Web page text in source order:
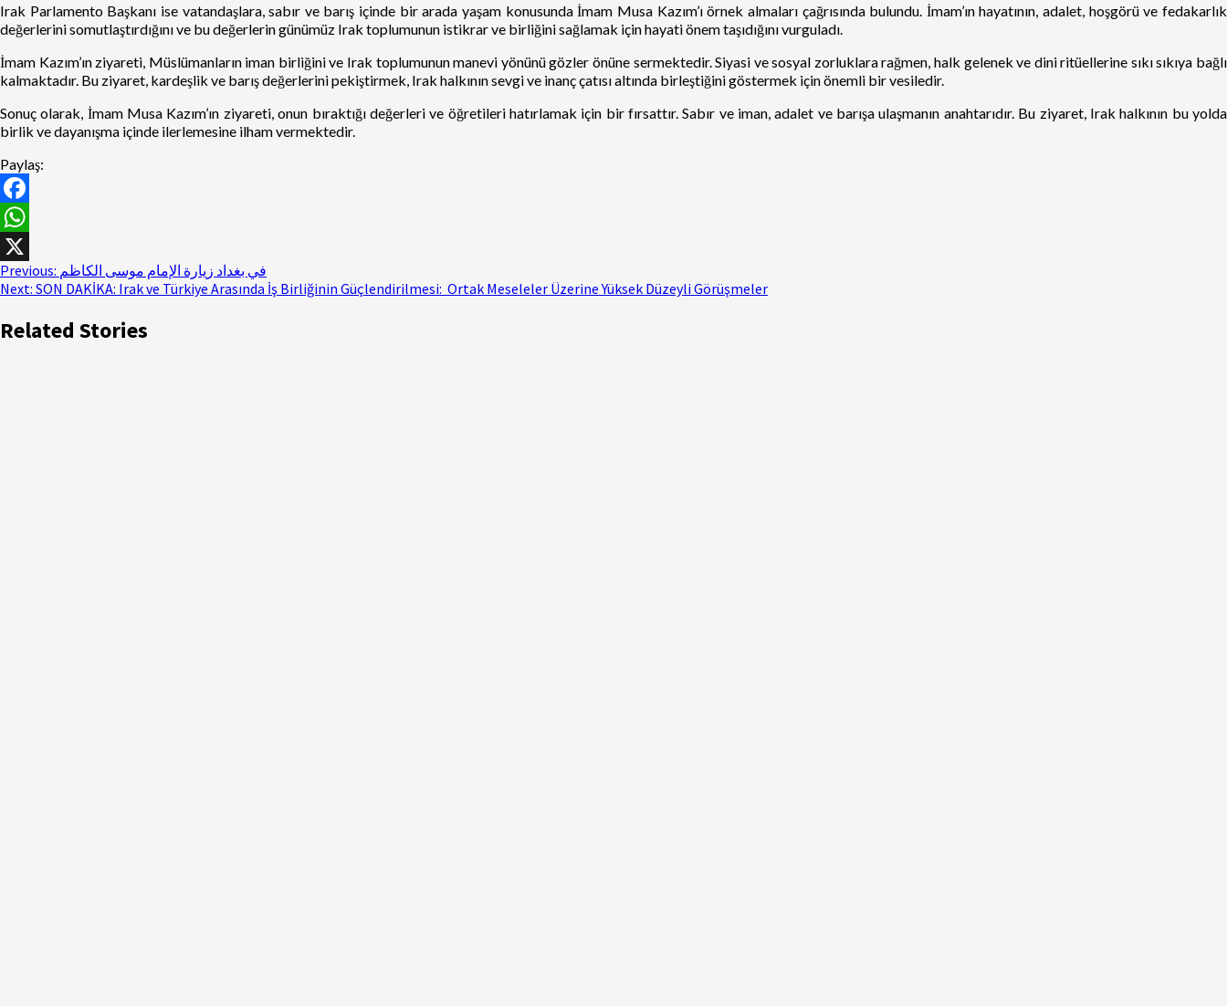
Irak Parlamento Başkanı ise vatandaşlara, sabır ve barış içinde bir arada yaşam konusunda İmam Musa Kazım’ı örnek almaları çağrısında bulundu. İmam’ın hayatının, adalet, hoşgörü ve fedakarlık
değerlerini somutlaştırdığını ve bu değerlerin günümüz Irak toplumunun istikrar ve birliğini sağlamak için hayati önem taşıdığını vurguladı.
İmam Kazım’ın ziyareti, Müslümanların iman birliğini ve Irak toplumunun manevi yönünü gözler önüne sermektedir. Siyasi ve sosyal zorluklara rağmen, halk gelenek ve dini ritüellerine sıkı sıkıya bağlı
kalmaktadır. Bu ziyaret, kardeşlik ve barış değerlerini pekiştirmek, Irak halkının sevgi ve inanç çatısı altında birleştiğini göstermek için önemli bir vesiledir.
Sonuç olarak, İmam Musa Kazım’ın ziyareti, onun bıraktığı değerleri ve öğretileri hatırlamak için bir fırsattır. Sabır ve iman, adalet ve barışa ulaşmanın anahtarıdır. Bu ziyaret, Irak halkının bu yolda
birlik ve dayanışma içinde ilerlemesine ilham vermektedir.
Paylaş:
Facebook
WhatsApp
X
Previous: في بغداد زيارة الإمام موسى الكاظم
Next: SON DAKİKA: Irak ve Türkiye Arasında İş Birliğinin Güçlendirilmesi: Ortak Meseleler Üzerine Yüksek Düzeyli Görüşmeler
Related Stories